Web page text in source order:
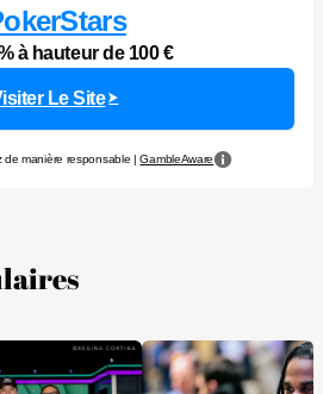
à hauteur de 100 €
Le Site
de manière responsable |GambleAware